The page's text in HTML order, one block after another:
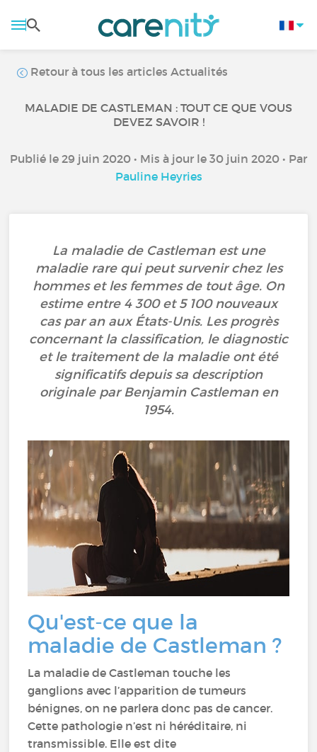
Retour à tous les articles Actualités
MALADIE DE CASTLEMAN : TOUT CE QUE VOUS
DEVEZ SAVOIR !
Publié le 29 juin 2020 • Mis à jour le 30 juin 2020 • Par
Pauline Heyries
La maladie de Castleman est une
maladie rare qui peut survenir chez les
hommes et les femmes de tout âge. On
estime entre 4 300 et 5 100 nouveaux
cas par an aux États-Unis. Les progrès
concernant la classification, le diagnostic
et le traitement de la maladie ont été
significatifs depuis sa description
originale par Benjamin Castleman en
1954.
Qu'est-ce que la
maladie de Castleman ?
La maladie de Castleman touche les
ganglions avec l’apparition de tumeurs
bénignes, on ne parlera donc pas de cancer.
Cette pathologie n’est ni héréditaire, ni
transmissible. Elle est dite